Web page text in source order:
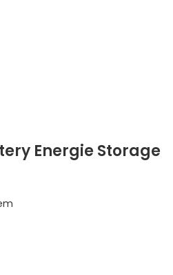
Energie Storage